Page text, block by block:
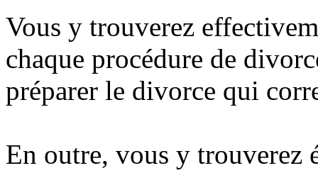
Vous y trouverez
chaque procédure de
préparer le divorce qui
En outre, vous y trouverez